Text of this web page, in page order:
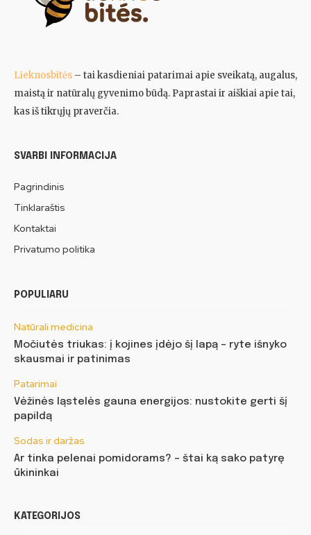
Lieknosbitės – tai kasdieniai patarimai apie sveikatą, augalus,
maistą ir natūralų gyvenimo būdą. Paprastai ir aiškiai apie tai,
kas iš tikrųjų praverčia.
SVARBI INFORMACIJA
Pagrindinis
Tinklaraštis
Kontaktai
Privatumo politika
POPULIARU
Natūrali medicina
Močiutės triukas: į kojines įdėjo šį lapą – ryte išnyko
skausmai ir patinimas
Patarimai
Vėžinės ląstelės gauna energijos: nustokite gerti šį
papildą
Sodas ir daržas
Ar tinka pelenai pomidorams? – štai ką sako patyrę
ūkininkai
KATEGORIJOS